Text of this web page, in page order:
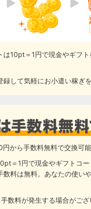
は10pt＝1円で現金やギフ
録して気軽にお小遣い稼ぎ
から手数料無料で交換可能
＝1円で現金やギフトコ
数料は無料。あなたの使い
数料が発生する場合がござ